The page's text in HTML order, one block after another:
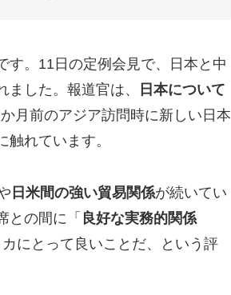
す。11日の定例会見で、日本と中
した。報道官は、
日本について
月前のアジア訪問時に新しい日本
触れています。
日米間の強い貿易関係が続いてい
との間に「 良好な実務的関係
にとって良いことだ、という評